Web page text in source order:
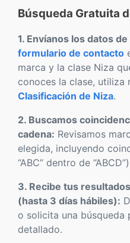
Búsqueda Gratuita
1. Envíanos los datos
formulario de contacto
marca y la clase Niza
conoces la clase, utiliza
Clasificación de Niza.
2. Buscamos
cadena: Revisamos
elegida, incluyendo
“ABC” dentro de
3. Recibe tus
(hasta 3 días hábiles):
o solicita una búsqueda
detallado.